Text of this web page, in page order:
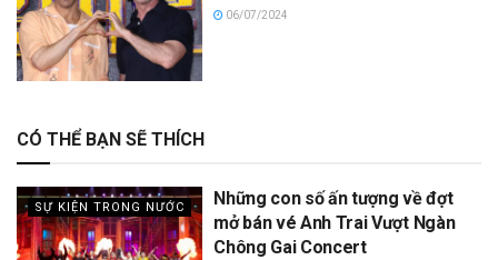
06/07/2024
CÓ THỂ BẠN SẼ THÍCH
SỰ KIỆN TRONG NƯỚC
Những con số ấn tượng về đợt
mở bán vé Anh Trai Vượt Ngàn
Chông Gai Concert